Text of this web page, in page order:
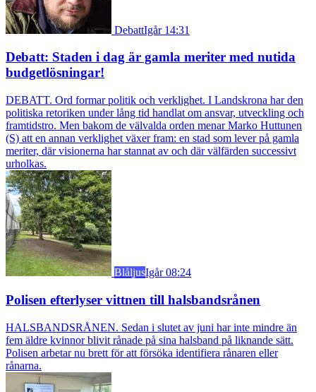
DebattIgår 14:31
Debatt: Staden i dag är gamla meriter med nutida
budgetlösningar!
DEBATT. Ord formar politik och verklighet. I Landskrona har den
politiska retoriken under lång tid handlat om ansvar, utveckling och
framtidstro. Men bakom de välvalda orden menar Marko Huttunen
(S) att en annan verklighet växer fram: en stad som lever på gamla
meriter, där visionerna har stannat av och där välfärden successivt
urholkas.
BlåljusIgår 08:24
Polisen efterlyser vittnen till halsbandsrånen
HALSBANDSRÅNEN. Sedan i slutet av juni har inte mindre än
fem äldre kvinnor blivit rånade på sina halsband på liknande sätt.
Polisen arbetar nu brett för att försöka identifiera rånaren eller
rånarna.